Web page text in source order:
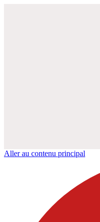
Aller au contenu principal